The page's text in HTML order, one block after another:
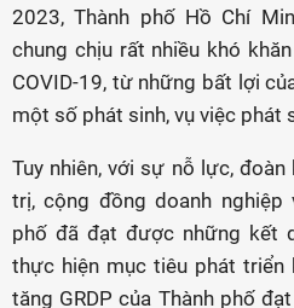
2023, Thành phố Hồ Chí
chung chịu rất nhiều khó
COVID-19, từ những bất lợi
một số phát sinh, vụ việc phát
Tuy nhiên, với sự nỗ lực,
trị, cộng đồng doanh nghiệp
phố đã đạt được những kết
thực hiện mục tiêu phát triển
tăng GRDP của Thành phố